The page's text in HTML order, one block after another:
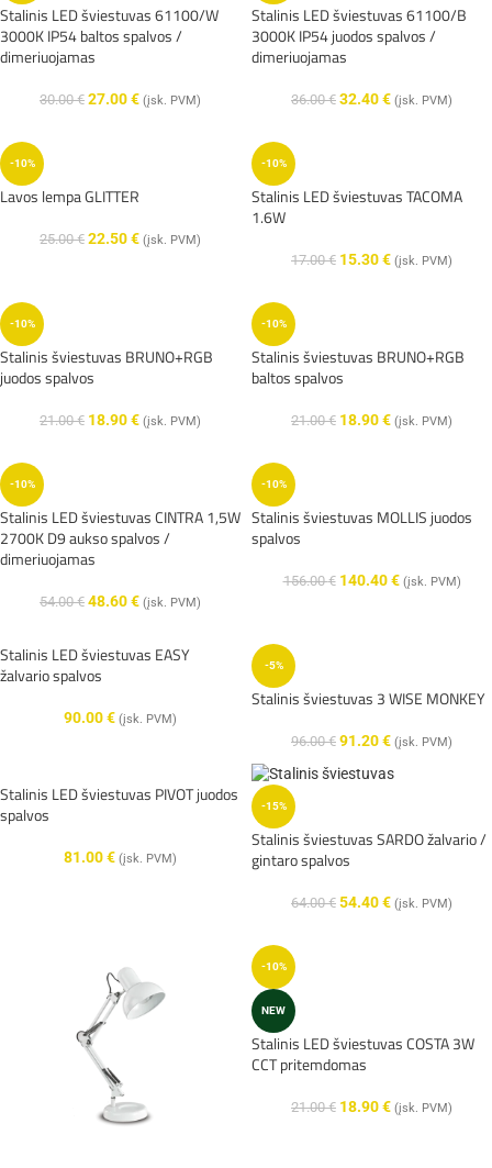
Stalinis LED šviestuvas 61100/W
3000K IP54 baltos spalvos /
dimeriuojamas
30.00€ 27.00€ (įsk. PVM)
Stalinis LED šviestuvas 61100/B
3000K IP54 juodos spalvos /
dimeriuojamas
36.00€ 32.40€ (įsk. PVM)
-10%
Lavos lempa GLITTER
25.00€ 22.50€ (įsk. PVM)
-10%
Stalinis LED šviestuvas TACOMA
1.6W
17.00€ 15.30€ (įsk. PVM)
-10%
Stalinis šviestuvas BRUNO+RGB
juodos spalvos
21.00€ 18.90€ (įsk. PVM)
-10%
Stalinis šviestuvas BRUNO+RGB
baltos spalvos
21.00€ 18.90€ (įsk. PVM)
-10%
Stalinis LED šviestuvas CINTRA 1,5W
2700K D9 aukso spalvos /
dimeriuojamas
54.00€ 48.60€ (įsk. PVM)
-10%
Stalinis šviestuvas MOLLIS juodos
spalvos
156.00€ 140.40€ (įsk. PVM)
Stalinis LED šviestuvas EASY
žalvario spalvos
90.00€ (įsk. PVM)
-5%
Stalinis šviestuvas 3 WISE MONKEY
96.00€ 91.20€ (įsk. PVM)
Stalinis LED šviestuvas PIVOT juodos
spalvos
81.00€ (įsk. PVM)
-15%
Stalinis šviestuvas SARDO žalvario /
gintaro spalvos
64.00€ 54.40€ (įsk. PVM)
-10%
NEW
Stalinis LED šviestuvas COSTA 3W
CCT pritemdomas
21.00€ 18.90€ (įsk. PVM)